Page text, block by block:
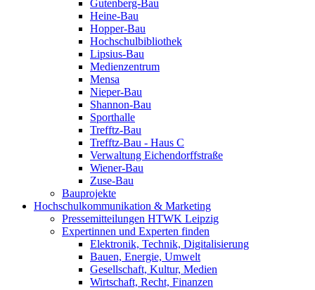
Gutenberg-Bau
Heine-Bau
Hopper-Bau
Hochschulbibliothek
Lipsius-Bau
Medienzentrum
Mensa
Nieper-Bau
Shannon-Bau
Sporthalle
Trefftz-Bau
Trefftz-Bau - Haus C
Verwaltung Eichendorffstraße
Wiener-Bau
Zuse-Bau
Bauprojekte
Hochschulkommunikation & Marketing
Pressemitteilungen HTWK Leipzig
Expertinnen und Experten finden
Elektronik, Technik, Digitalisierung
Bauen, Energie, Umwelt
Gesellschaft, Kultur, Medien
Wirtschaft, Recht, Finanzen